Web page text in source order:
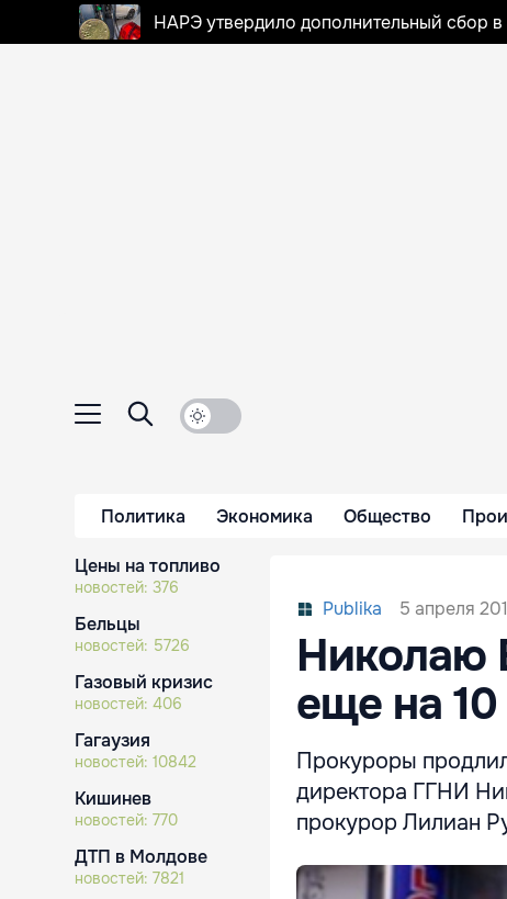
НАРЭ утвердило дополнительный сбор
Политика Экономика Общество
Цены на топливо
новостей: 376
Бельцы
новостей: 5726
Газовый кризис
новостей: 406
Гагаузия
новостей: 10842
Кишинев
новостей: 770
ДТП в Молдове
новостей: 7821
Publika 5 апреля
Николаю
еще на
Прокуроры
директора ГГНИ
прокурор Лилиан